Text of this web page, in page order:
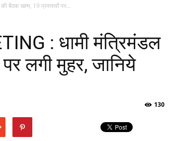
बैठक खत्म, 19 प्रस्तावों पर...
: धामी मंत्रिमंडल
लगी मुहर, जानिये
130